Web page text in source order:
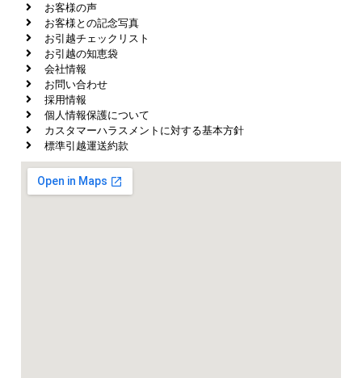
お客様の声
お客様との記念写真
お引越チェックリスト
お引越の知恵袋
会社情報
お問い合わせ
採用情報
個人情報保護について
カスタマーハラスメントに対する基本方針
標準引越運送約款